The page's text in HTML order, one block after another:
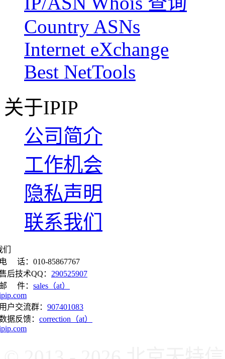
Country ASNs
Internet eXchange
Best NetTools
关于IPIP
公司简介
工作机会
隐私声明
联系我们
话：010-85867767
后技术QQ： 290525907
件： sales（at）
户交流群： 907401083
据反馈： correction（at）